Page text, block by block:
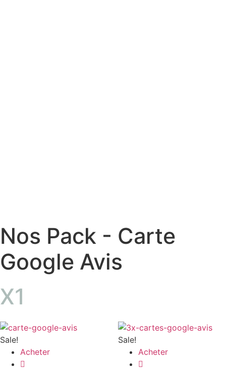
Nos Pack - Carte
Google Avis
X1
Sale!
Acheter
Sale!
Acheter